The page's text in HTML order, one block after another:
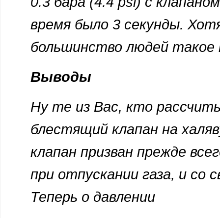
время было 3 секунды.
большинство людей
Выводы
Ну те из Вас, кто
блестящий клапан на
клапан призван прежде
при отпускании газа, и со
Теперь о давлении